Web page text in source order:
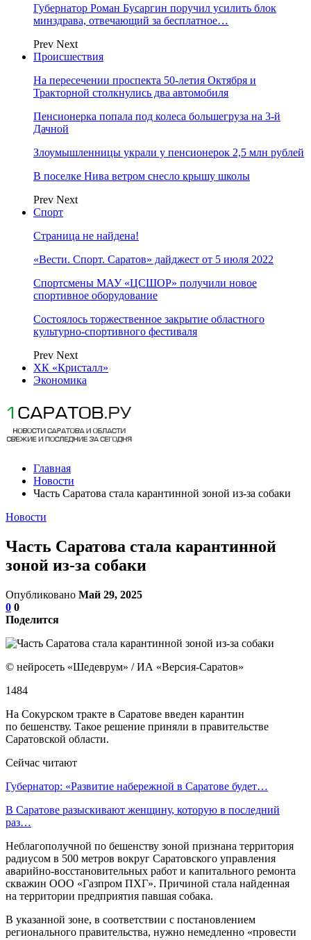
Губернатор Роман Бусаргин поручил усилить блок
минздрава, отвечающий за бесплатное…
Prev Next
Происшествия
На пересечении проспекта 50-летия Октября и
Тракторной столкнулись два автомобиля
Пенсионерка попала под колеса большегруза на 3-й
Дачной
Злоумышленницы украли у пенсионерок 2,5 млн рублей
В поселке Нива ветром снесло крышу школы
Prev Next
Спорт
Страница не найдена!
«Вести. Спорт. Саратов» дайджест от 5 июля 2022
Спортсмены МАУ «ЦСШОР» получили новое
спортивное оборудование
Состоялось торжественное закрытие областного
культурно-спортивного фестиваля
Prev Next
ХК «Кристалл»
Экономика
Главная
Новости
Часть Саратова стала карантинной зоной из-за собаки
Новости
Часть Саратова стала карантинной
зоной из-за собаки
Опубликовано Май 29, 2025
0 0
Поделится
© нейросеть «Шедеврум» / ИА «Версия-Саратов»
1484
На Сокурском тракте в Саратове введен карантин
по бешенству. Такое решение приняли в правительстве
Саратовской области.
Сейчас читают
Губернатор: «Развитие набережной в Саратове будет…
В Саратове разыскивают женщину, которую в последний
раз…
Неблагополучной по бешенству зоной признана территория
радиусом в 500 метров вокруг Саратовского управления
аварийно-восстановительных работ и капитального ремонта
скважин ООО «Газпром ПХГ». Причиной стала найденная
на территории предприятия павшая собака.
В указанной зоне, в соответствии с постановлением
регионального правительства, нужно немедленно «провести